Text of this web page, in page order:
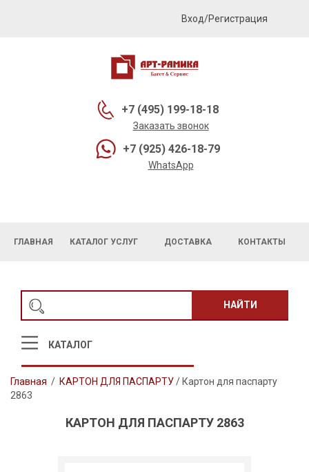
Вход/Регистрация
+7 (495) 199-18-18
Заказать звонок
+7 (925) 426-18-79
WhatsApp
ГЛАВНАЯ КАТАЛОГ УСЛУГ ДОСТАВКА КОНТАКТЫ
НАЙТИ
КАТАЛОГ
Главная / КАРТОН ДЛЯ ПАСПАРТУ/ Картон для паспарту
2863
КАРТОН ДЛЯ ПАСПАРТУ 2863